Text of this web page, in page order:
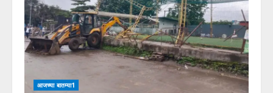
आजच्या बातम्या1